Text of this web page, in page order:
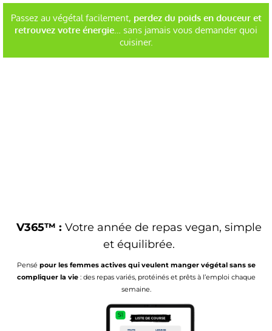
Passez au végétal facilement, perdez du poids en douceur et
retrouvez votre énergie… sans jamais vous demander quoi
cuisiner.
V365™ : Votre année de repas vegan, simple
et équilibrée.
Pensé pour les femmes actives qui veulent manger végétal sans se
compliquer la vie: des repas variés, protéinés et prêts à l’emploi chaque
semaine.